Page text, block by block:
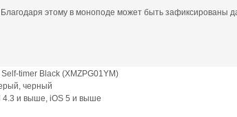
этому в моноподе может быть
Self-timer Black (XMZPG01YM)
черный
4.3 и выше, iOS 5 и выше